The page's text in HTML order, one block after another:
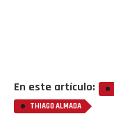
En este artículo:
THIAGO ALMADA